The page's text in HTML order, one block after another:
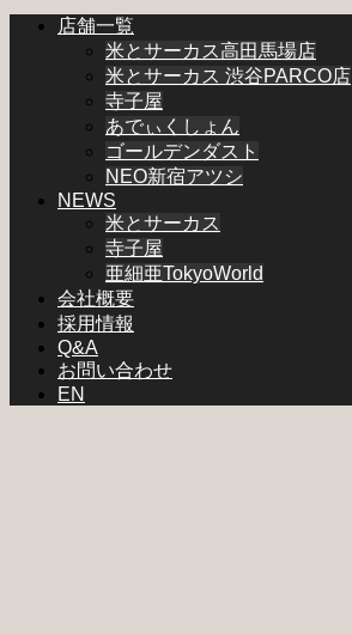
店舗一覧
米とサーカス高田馬場店
米とサーカス 渋谷PARCO店
寺子屋
あでぃくしょん
ゴールデンダスト
NEO新宿アツシ
NEWS
米とサーカス
寺子屋
亜細亜TokyoWorld
会社概要
採用情報
Q&A
お問い合わせ
EN